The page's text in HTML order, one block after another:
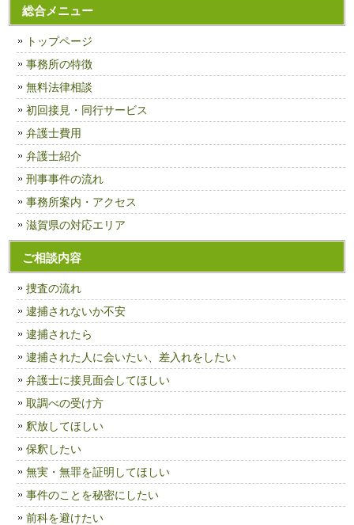
総合メニュー
トップページ
事務所の特徴
無料法律相談
初回接見・同行サービス
弁護士費用
弁護士紹介
刑事事件の流れ
事務所案内・アクセス
滋賀県の対応エリア
ご相談内容
捜査の流れ
逮捕されないか不安
逮捕されたら
逮捕された人に会いたい、差入れをしたい
弁護士に接見面会してほしい
取調べの受け方
釈放してほしい
保釈したい
無実・無罪を証明してほしい
事件のことを秘密にしたい
前科を避けたい